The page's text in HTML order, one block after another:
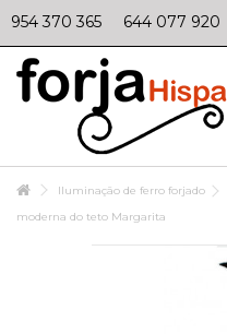
954 370 365 644 077 920
Iluminação de ferro forjado
moderna do teto Margarita